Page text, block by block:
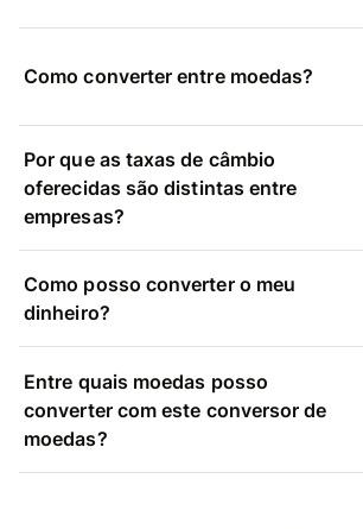
Como converter entre moedas?
Por que as taxas de câmbio
oferecidas são distintas entre
empresas?
Como posso converter o meu
dinheiro?
Entre quais moedas posso
converter com este conversor de
moedas?